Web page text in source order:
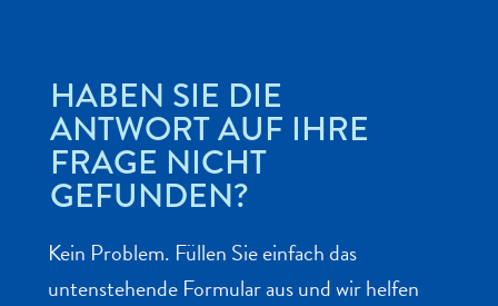
und
trinken
Kunst
und
Kultur
Museen
Nachtleben
HABEN SIE DIE
ANTWORT AUF IHRE
FRAGE NICHT
GEFUNDEN?
Kein Problem. Füllen Sie einfach das
untenstehende Formular aus und wir helfen